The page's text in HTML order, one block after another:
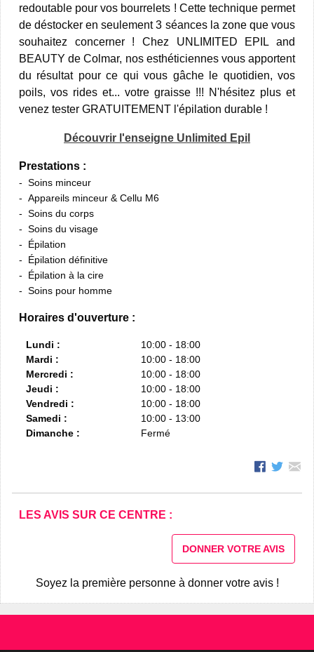
redoutable pour vos bourrelets ! Cette technique permet
de déstocker en seulement 3 séances la zone que vous
souhaitez concerner ! Chez UNLIMITED EPIL and
BEAUTY de Colmar, nos esthéticiennes vous apportent
du résultat pour ce qui vous gâche le quotidien, vos
poils, vos rides et... votre graisse !!! N'hésitez plus et
venez tester GRATUITEMENT l'épilation durable !
Découvrir l'enseigne Unlimited Epil
Prestations :
Soins minceur
Appareils minceur & Cellu M6
Soins du corps
Soins du visage
Épilation
Épilation définitive
Épilation à la cire
Soins pour homme
Horaires d'ouverture :
Lundi :
10:00 - 18:00
Mardi :
10:00 - 18:00
Mercredi :
10:00 - 18:00
Jeudi :
10:00 - 18:00
Vendredi :
10:00 - 18:00
Samedi :
10:00 - 13:00
Dimanche :
Fermé
LES AVIS SUR CE CENTRE :
DONNER VOTRE AVIS
Soyez la première personne à donner votre avis !